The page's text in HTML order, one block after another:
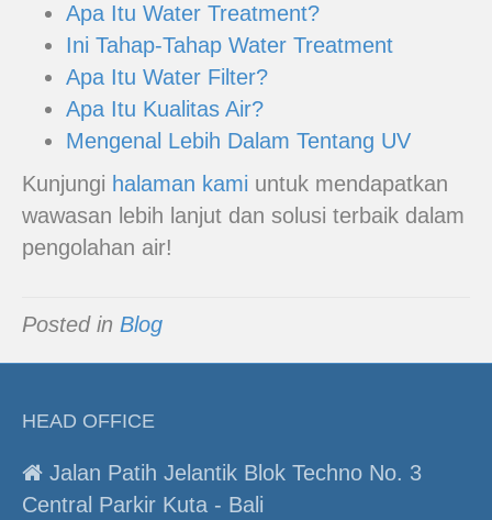
Apa Itu Water Treatment?
Ini Tahap-Tahap Water Treatment
Apa Itu Water Filter?
Apa Itu Kualitas Air?
Mengenal Lebih Dalam Tentang UV
Kunjungi halaman kami untuk mendapatkan
wawasan lebih lanjut dan solusi terbaik dalam
pengolahan air!
Posted in Blog
HEAD OFFICE
Jalan Patih Jelantik Blok Techno No. 3
Central Parkir Kuta - Bali